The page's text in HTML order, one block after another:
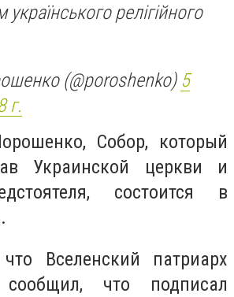
релігійного
(@poroshenko) 5
г.
Собор, который
Украинской церкви и
состоится в
Вселенский патриарх
сообщил, что подписал